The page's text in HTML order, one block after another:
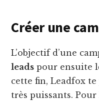
Créer une
L’objectif d’une
leads pour ensuite
cette fin, Leadfox
très puissants.